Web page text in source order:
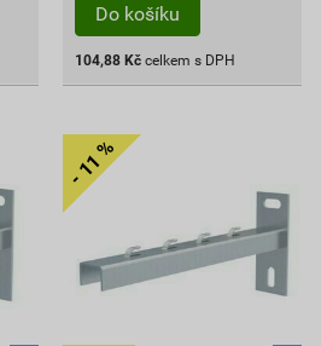
Do košíku
104,88 Kč celkem s DPH